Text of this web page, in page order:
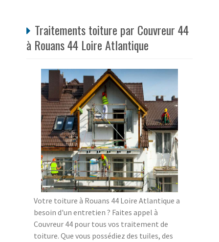
Traitements toiture par Couvreur 44
à Rouans 44 Loire Atlantique
Votre toiture à Rouans 44 Loire Atlantique a
besoin d'un entretien ? Faites appel à
Couvreur 44 pour tous vos traitement de
toiture. Que vous possédiez des tuiles, des